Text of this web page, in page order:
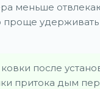
меньше
удерживать
после
притока дым